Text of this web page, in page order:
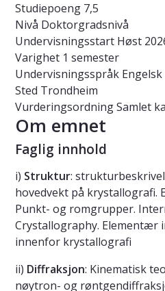
Studiepoeng 7,5
Nivå Doktorgradsnivå
Undervisningsstart Høst
Varighet 1 semester
Undervisningsspråk Engelsk
Sted Trondheim
VurderingsordningSamlet
Om emnet
Faglig innhold
i) Struktur:
hovedvekt på krystallografi.
Punkt- og romgrupper.
Crystallography.
innenfor krystallografi
ii) Diffraksjon: Kinematisk
nøytron- og